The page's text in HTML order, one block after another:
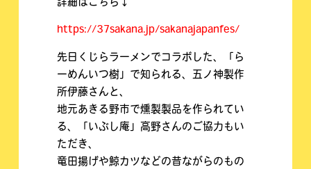
詳細はこちら↓
https://37sakana.jp/sakanajapanfes/
先日くじらラーメンでコラボした、「ら
ーめんいつ樹」で知られる、五ノ神製作
所伊藤さんと、
地元あきる野市で燻製製品を作られてい
る、「いぶし庵」高野さんのご協力もい
ただき、
竜田揚げや鯨カツなどの昔ながらのもの